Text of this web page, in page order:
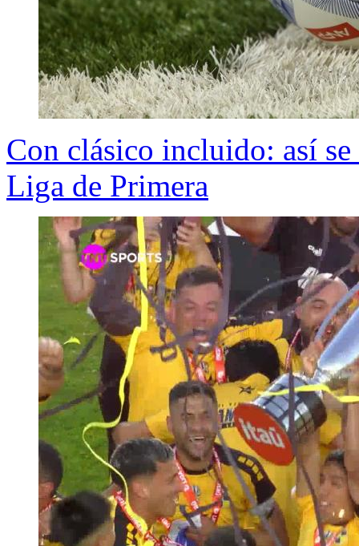
Con clásico incluido: así
Liga de Primera